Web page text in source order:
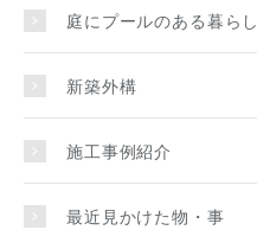
庭にプールのある暮らし
新築外構
施工事例紹介
最近見かけた物・事